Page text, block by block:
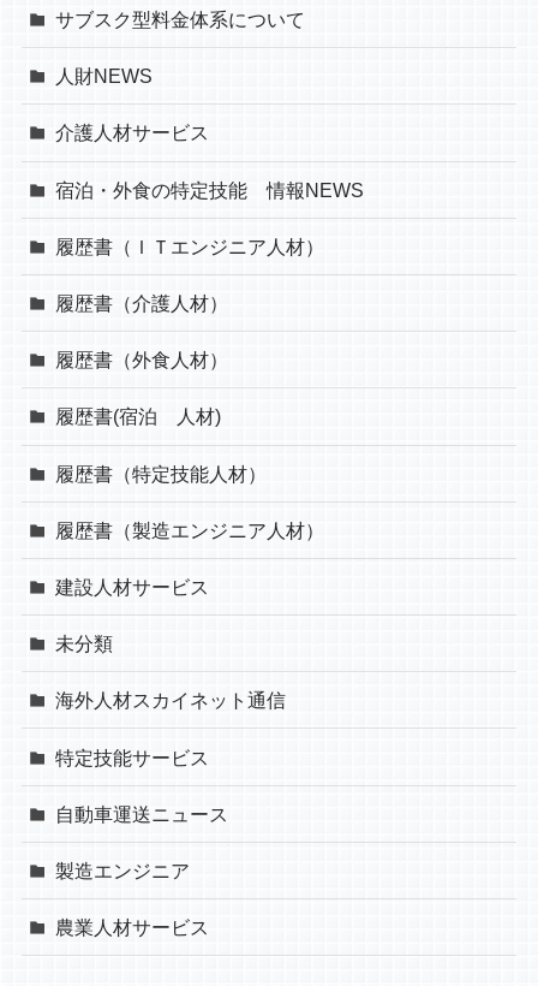
サブスク型料金体系について
人財NEWS
介護人材サービス
宿泊・外食の特定技能 情報NEWS
履歴書（ＩＴエンジニア人材）
履歴書（介護人材）
履歴書（外食人材）
履歴書(宿泊 人材)
履歴書（特定技能人材）
履歴書（製造エンジニア人材）
建設人材サービス
未分類
海外人材スカイネット通信
特定技能サービス
自動車運送ニュース
製造エンジニア
農業人材サービス